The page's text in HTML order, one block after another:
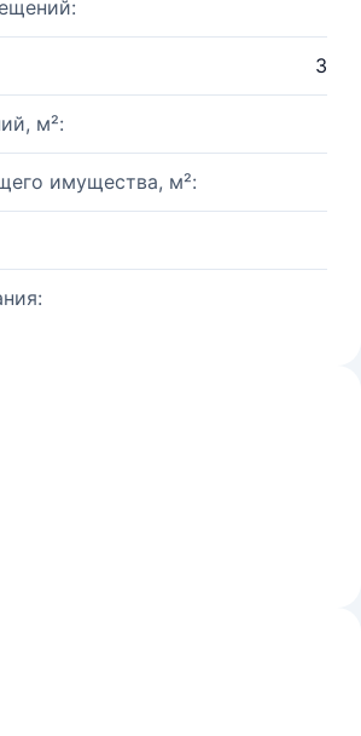
3
м²:
имущества, м²: